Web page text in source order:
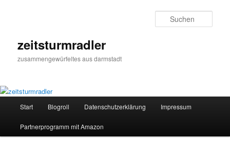
zeitsturmradler
zusammengewürfeltes aus darmstadt
Start Blogroll Datenschutzerklärung Impressum
Partnerprogramm mit Amazon